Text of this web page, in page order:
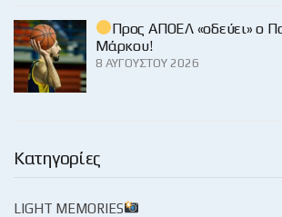
Προς ΑΠΟΕΛ «οδεύει» ο
Μάρκου!
8 ΑΥΓΟΎΣΤΟΥ 2026
Κατηγορίες
LIGHT MEMORIES